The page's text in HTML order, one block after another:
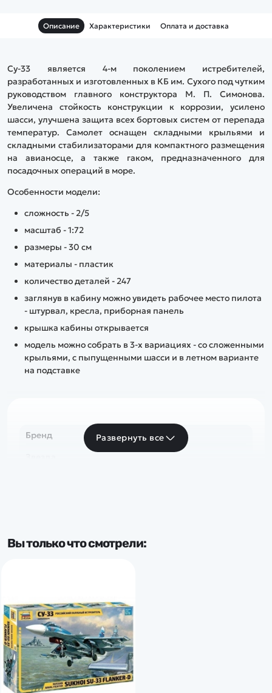
Описание Характеристики Оплата и доставка
Су-33 является 4-м поколением истребителей,
разработанных и изготовленных в КБ им. Сухого под чутким
руководством главного конструктора М. П. Симонова.
Увеличена стойкость конструкции к коррозии, усилено
шасси, улучшена защита всех бортовых систем от перепада
температур. Самолет оснащен складными крыльями и
складными стабилизаторами для компактного размещения
на авианосце, а также гаком, предназначенного для
посадочных операций в море.
Особенности модели:
сложность - 2/5
масштаб - 1:72
размеры - 30 см
материалы - пластик
количество деталей - 247
заглянув в кабину можно увидеть рабочее место пилота
- штурвал, кресла, приборная панель
крышка кабины открывается
модель можно собрать в 3-х вариациях - со сложенными
крыльями, с пыпущенными шасси и в летном варианте
на подставке
Бренд
Развернуть все
Вы только что смотрели: